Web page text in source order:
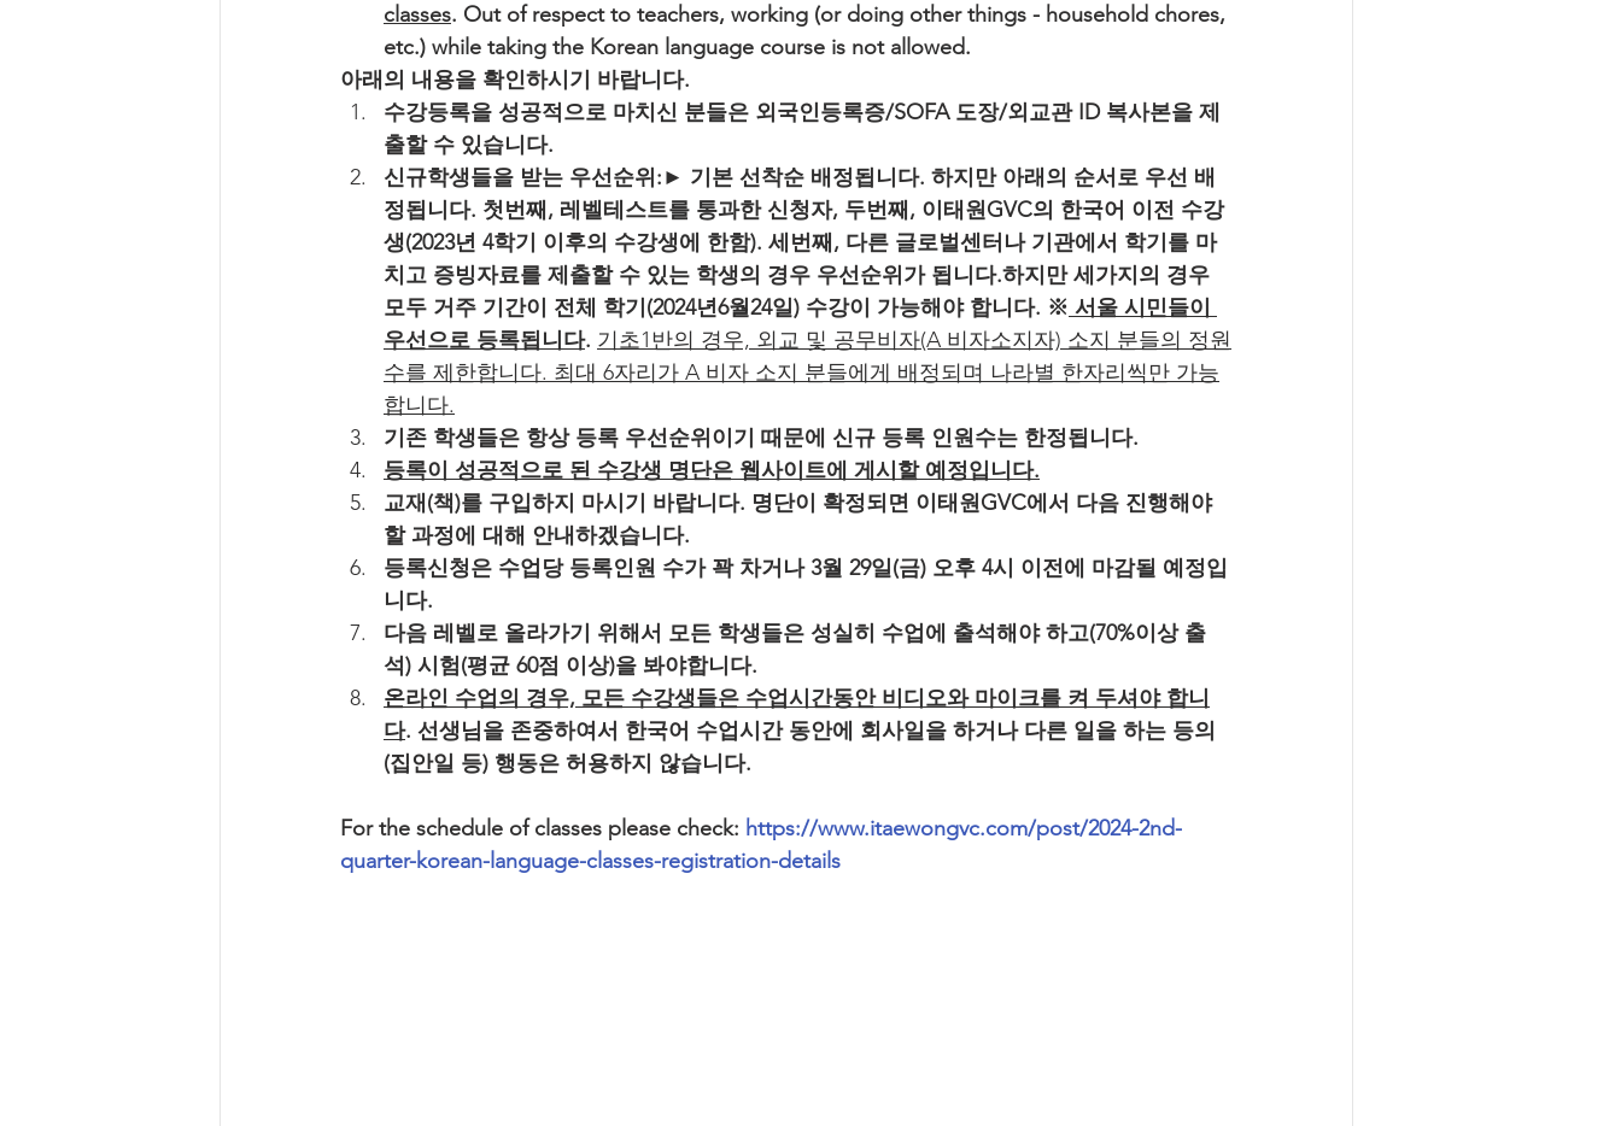
classes. Out of respect to teachers, working (or doing other things - household chores,
etc.) while taking the Korean language course is not allowed.
아래의 내용을 확인하시기 바랍니다.
수강등록을 성공적으로 마치신 분들은 외국인등록증/SOFA 도장/외교관 ID 복사본을 제
출할 수 있습니다.
신규학생들을 받는 우선순위:► 기본 선착순 배정됩니다. 하지만 아래의 순서로 우선 배
정됩니다. 첫번째, 레벨테스트를 통과한 신청자, 두번째, 이태원GVC의 한국어 이전 수강
생(2023년 4학기 이후의 수강생에 한함). 세번째, 다른 글로벌센터나 기관에서 학기를 마
치고 증빙자료를 제출할 수 있는 학생의 경우 우선순위가 됩니다.하지만 세가지의 경우
모두 거주 기간이 전체 학기(2024년6월24일) 수강이 가능해야 합니다. ※ 서울 시민들이
우선으로 등록됩니다. 기초1반의 경우, 외교 및 공무비자(A 비자소지자) 소지 분들의 정원
수를 제한합니다. 최대 6자리가 A 비자 소지 분들에게 배정되며 나라별 한자리씩만 가능
합니다.
기존 학생들은 항상 등록 우선순위이기 때문에 신규 등록 인원수는 한정됩니다.
등록이 성공적으로 된 수강생 명단은 웹사이트에 게시할 예정입니다.
교재(책)를 구입하지 마시기 바랍니다. 명단이 확정되면 이태원GVC에서 다음 진행해야
할 과정에 대해 안내하겠습니다.
등록신청은 수업당 등록인원 수가 꽉 차거나 3월 29일(금) 오후 4시 이전에 마감될 예정입
니다.
다음 레벨로 올라가기 위해서 모든 학생들은 성실히 수업에 출석해야 하고(70%이상 출
석) 시험(평균 60점 이상)을 봐야합니다.
온라인 수업의 경우, 모든 수강생들은 수업시간동안 비디오와 마이크를 켜 두셔야 합니
다. 선생님을 존중하여서 한국어 수업시간 동안에 회사일을 하거나 다른 일을 하는 등의
(집안일 등) 행동은 허용하지 않습니다.
For the schedule of classes please check: https://www.itaewongvc.com/post/2024-2nd-
quarter-korean-language-classes-registration-details